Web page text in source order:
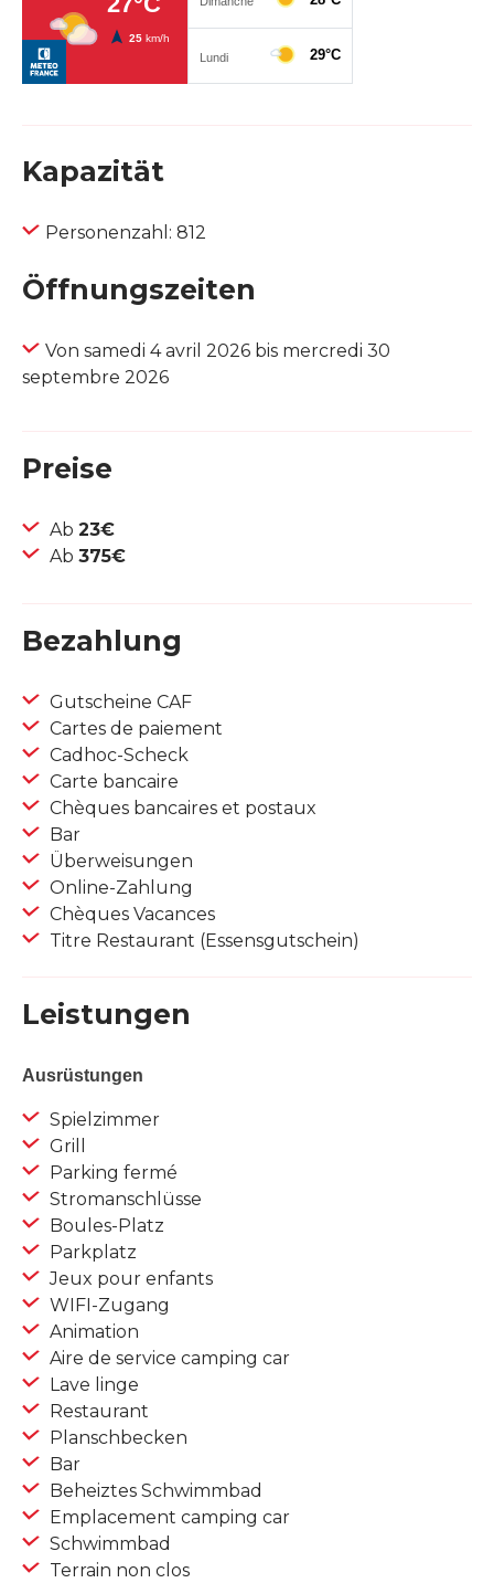
Kapazität
Personenzahl: 812
Öffnungszeiten
Von samedi 4 avril 2026 bis mercredi 30
septembre 2026
Preise
Ab 23€
Ab 375€
Bezahlung
Gutscheine CAF
Cartes de paiement
Cadhoc-Scheck
Carte bancaire
Chèques bancaires et postaux
Bar
Überweisungen
Online-Zahlung
Chèques Vacances
Titre Restaurant (Essensgutschein)
Leistungen
Ausrüstungen
Spielzimmer
Grill
Parking fermé
Stromanschlüsse
Boules-Platz
Parkplatz
Jeux pour enfants
WIFI-Zugang
Animation
Aire de service camping car
Lave linge
Restaurant
Planschbecken
Bar
Beheiztes Schwimmbad
Emplacement camping car
Schwimmbad
Terrain non clos